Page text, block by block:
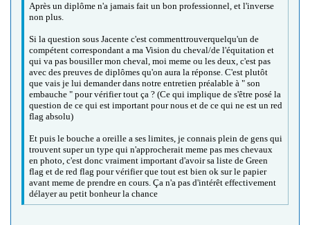
Après un diplôme n'a jamais fait un bon professionnel, et l'inverse
non plus.
Si la question sous Jacente c'est commenttrouverquelqu'un de
compétent correspondant a ma Vision du cheval/de l'équitation et
qui va pas bousiller mon cheval, moi meme ou les deux, c'est pas
avec des preuves de diplômes qu'on aura la réponse. C'est plutôt
que vais je lui demander dans notre entretien préalable à " son
embauche " pour vérifier tout ça ? (Ce qui implique de s'être posé la
question de ce qui est important pour nous et de ce qui ne est un red
flag absolu)
Et puis le bouche a oreille a ses limites, je connais plein de gens qui
trouvent super un type qui n'approcherait meme pas mes chevaux
en photo, c'est donc vraiment important d'avoir sa liste de Green
flag et de red flag pour vérifier que tout est bien ok sur le papier
avant meme de prendre en cours. Ça n'a pas d'intérêt effectivement
délayer au petit bonheur la chance